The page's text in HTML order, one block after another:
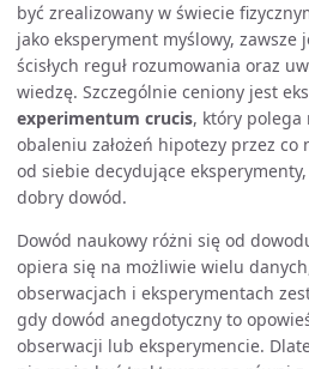
być zrealizowany w świecie
jako eksperyment myślowy, zawsze
ścisłych reguł rozumowania oraz
wiedzę. Szczególnie ceniony jest
experimentum crucis, który
obaleniu założeń hipotezy przez
od siebie decydujące
dobry dowód.
Dowód naukowy różni się od
opiera się na możliwie wielu
obserwacjach i eksperymentach
gdy dowód anegdotyczny to
obserwacji lub eksperymencie.